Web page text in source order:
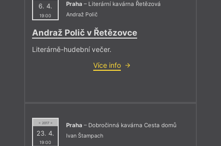
6. 4.
19:00
Praha – Literární kavárna Řetězová
Andraž Polič
Andraž Polič v Řetězovce
Literárně-hudební večer.
Více info
= 2017 =
23. 4.
19:00
Praha – Dobročinná kavárna Cesta domů
Ivan Štampach